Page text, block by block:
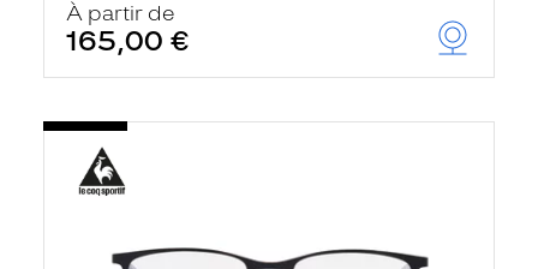
À partir de
165,00 €